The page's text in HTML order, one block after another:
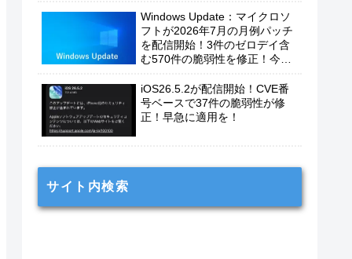
Windows Update：マイクロソ
フトが2026年7月の月例パッチ
を配信開始！3件のゼロデイ含
む570件の脆弱性を修正！今す
iOS26.5.2が配信開始！CVE番
号ベースで37件の脆弱性が修
正！早急に適用を！
サイト内検索